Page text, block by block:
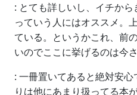
: とても詳しいし、イチか
っていう人にはオススメ。
ている。というかこれ、前
いのでここに挙げるのは今さ
: 一冊置いてあると絶対安
りは他にあまり扱ってる本